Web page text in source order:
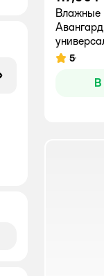
Влажные
Рейтинг:
5
В